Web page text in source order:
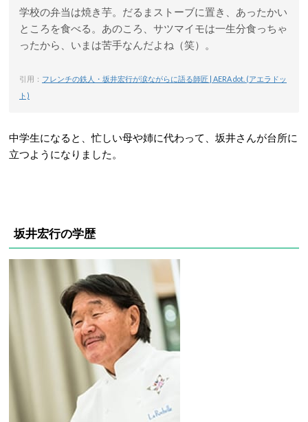
学校の弁当は焼き芋。だるまストーブに置き、あったかい
ところを食べる。あのころ、サツマイモは一生分食っちゃ
ったから、いまは苦手なんだよね（笑）。
引用： フレンチの鉄人・坂井宏行が涙ながらに語る師匠 | AERA dot. (アエラドッ
ト)
中学生になると、忙しい母や姉に代わって、坂井さんが台所に
立つようになりました。
坂井宏行の学歴